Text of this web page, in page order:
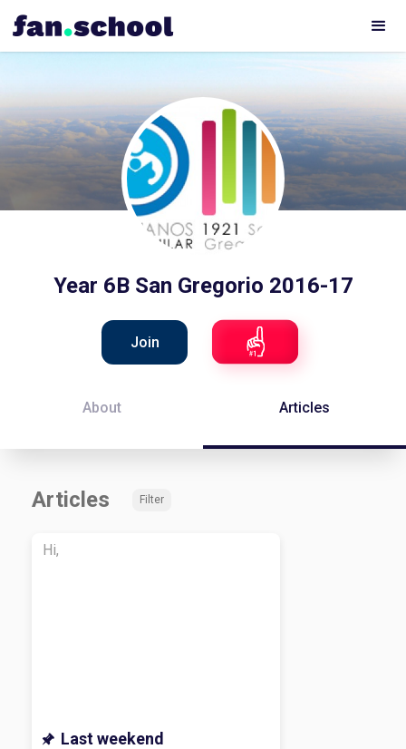
Year 6B San Gregorio 2016-17
Join
About Articles
Articles Filter
Hi,
Last weekend